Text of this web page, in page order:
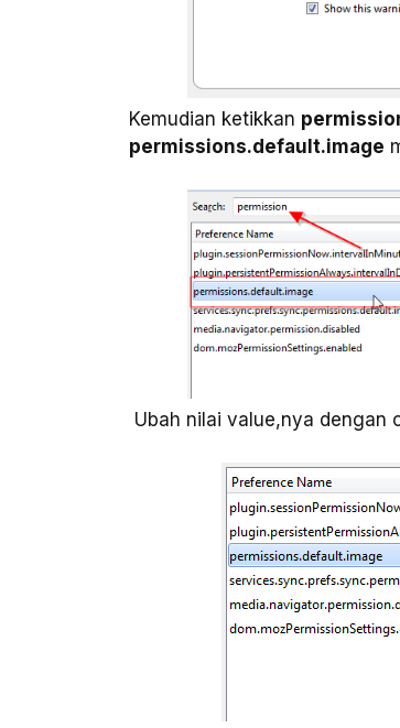
Kemudian ketikkan
permissions.default.image
Ubah nilai value,nya dengan